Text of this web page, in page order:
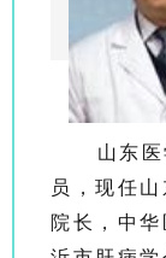
山东医
员，现任
院长，中